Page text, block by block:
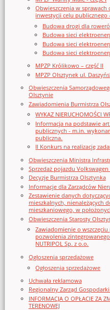
Obwieszczenia w
inwestycji celu publicznego
Budowa drogi dla
Budowa sieci
Budowa sieci
Budowa sieci
MPZP Królikowo – część II
MPZP Olsztynek ul.
Obwieszczenia
Olsztynie
Zawiadomienia Burmistrza
WYKAZ NIERUCHOMOŚCI
Informacja na podstawie
publicznych - m.in.
publiczna.
II Konkurs na realizację
Obwieszczenia Ministra
Sprzedaż pojazdu
Decyzje Burmistrza Olsztynka
Informacje dla Zarządców
Zestawienie danych
mieszkalnych, nienależących
mieszkaniowego, w
Obwieszczenia Starosty
Zawiadomienie o
pozwolenia
NUTRIPOL Sp. z o.o.
Ogłoszenia sprzedażowe
Ogłoszenia sprzedażowe
Uchwała reklamowa
Regionalny Zarząd
INFORMACJA O OPŁACIE ZA
TERENOWEJ